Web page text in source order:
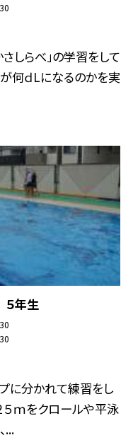
さしらべ」の学習をして
が何ｄLになるのかを実
年生
に分かれて練習をし
５ｍをクロールや平泳
...